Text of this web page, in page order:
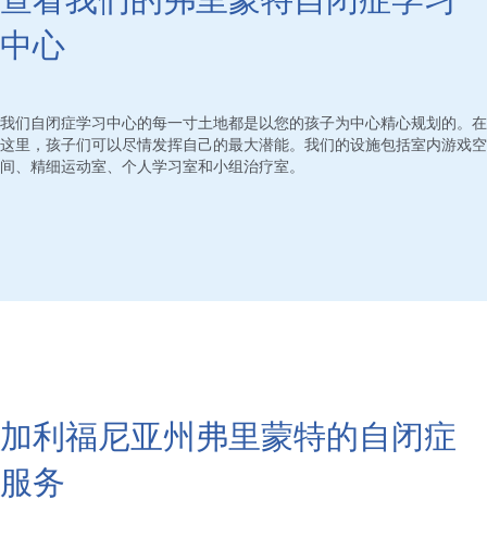
中心
我们自闭症学习中心的每一寸土地都是以您的孩子为中心精心规划的。在
这里，孩子们可以尽情发挥自己的最大潜能。我们的设施包括室内游戏空
间、精细运动室、个人学习室和小组治疗室。
加利福尼亚州弗里蒙特的自闭症
服务